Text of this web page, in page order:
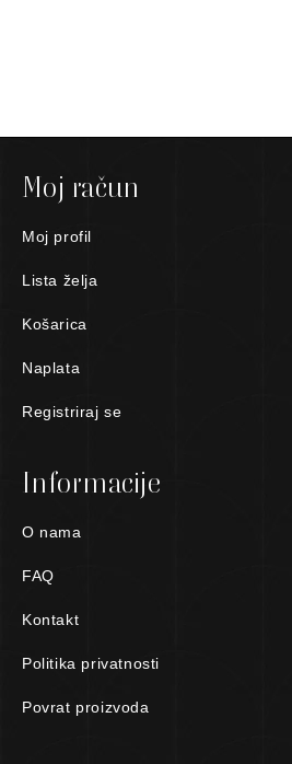
Moj račun
Moj profil
Lista želja
Košarica
Naplata
Registriraj se
Informacije
O nama
FAQ
Kontakt
Politika privatnosti
Povrat proizvoda